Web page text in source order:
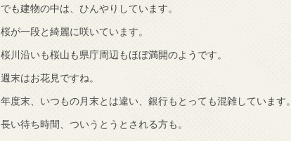
でも建物の中は、ひんやりしています。
桜が一段と綺麗に咲いています。
桜川沿いも桜山も県庁周辺もほぼ満開のようです。
週末はお花見ですね。
年度末、いつもの月末とは違い、銀行もとっても混雑しています。
長い待ち時間、ついうとうとされる方も。